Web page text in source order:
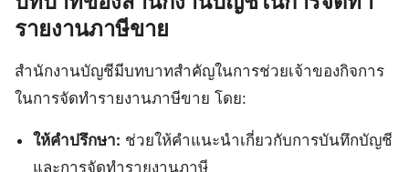
รายงานภาษีขาย
สำนักงานบัญชีมีบทบาทสำคัญในการช่วยเจ้าของกิจการ
ในการจัดทำรายงานภาษีขาย โดย:
ให้คำปรึกษา: ช่วยให้คำแนะนำเกี่ยวกับการบันทึกบัญชี
และการจัดทำรายงานภาษี